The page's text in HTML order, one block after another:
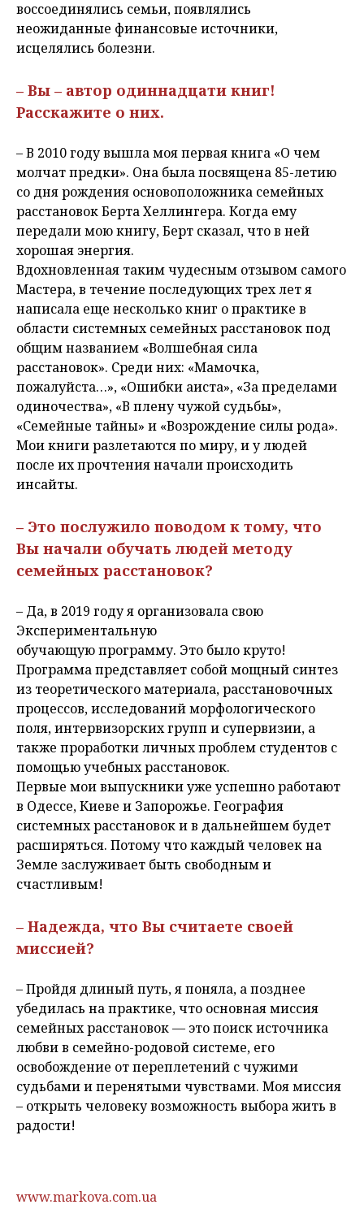
воссоединялись семьи, появлялись
неожиданные финансовые источники,
исцелялись болезни.
– Вы – автор одиннадцати книг!
Расскажите о них.
– В 2010 году вышла моя первая книга «О чем
молчат предки». Она была посвящена 85-летию
со дня рождения основоположника семейных
расстановок Берта Хеллингера. Когда ему
передали мою книгу, Берт сказал, что в ней
хорошая энергия.
Вдохновленная таким чудесным отзывом самого
Мастера, в течение последующих трех лет я
написала еще несколько книг о практике в
области системных семейных расстановок под
общим названием «Волшебная сила
расстановок». Среди них: «Мамочка,
пожалуйста…», «Ошибки аиста», «За пределами
одиночества», «В плену чужой судьбы»,
«Семейные тайны» и «Возрождение силы рода».
Мои книги разлетаются по миру, и у людей
после их прочтения начали происходить
инсайты.
– Это послужило поводом к тому, что
Вы начали обучать людей методу
семейных расстановок?
– Да, в 2019 году я организовала свою
Экспериментальную
обучающую программу. Это было круто!
Программа представляет собой мощный синтез
из теоретического материала, расстановочных
процессов, исследований морфологического
поля, интервизорских групп и супервизии, а
также проработки личных проблем студентов с
помощью учебных расстановок.
Первые мои выпускники уже успешно работают
в Одессе, Киеве и Запорожье. География
системных расстановок и в дальнейшем будет
расширяться. Потому что каждый человек на
Земле заслуживает быть свободным и
счастливым!
– Надежда, что Вы считаете своей
миссией?
– Пройдя длиный путь, я поняла, а позднее
убедилась на практике, что основная миссия
семейных расстановок — это поиск источника
любви в семейно-родовой системе, его
освобождение от переплетений с чужими
судьбами и перенятыми чувствами. Моя миссия
– открыть человеку возможность выбора жить в
радости!
www.markova.com.ua